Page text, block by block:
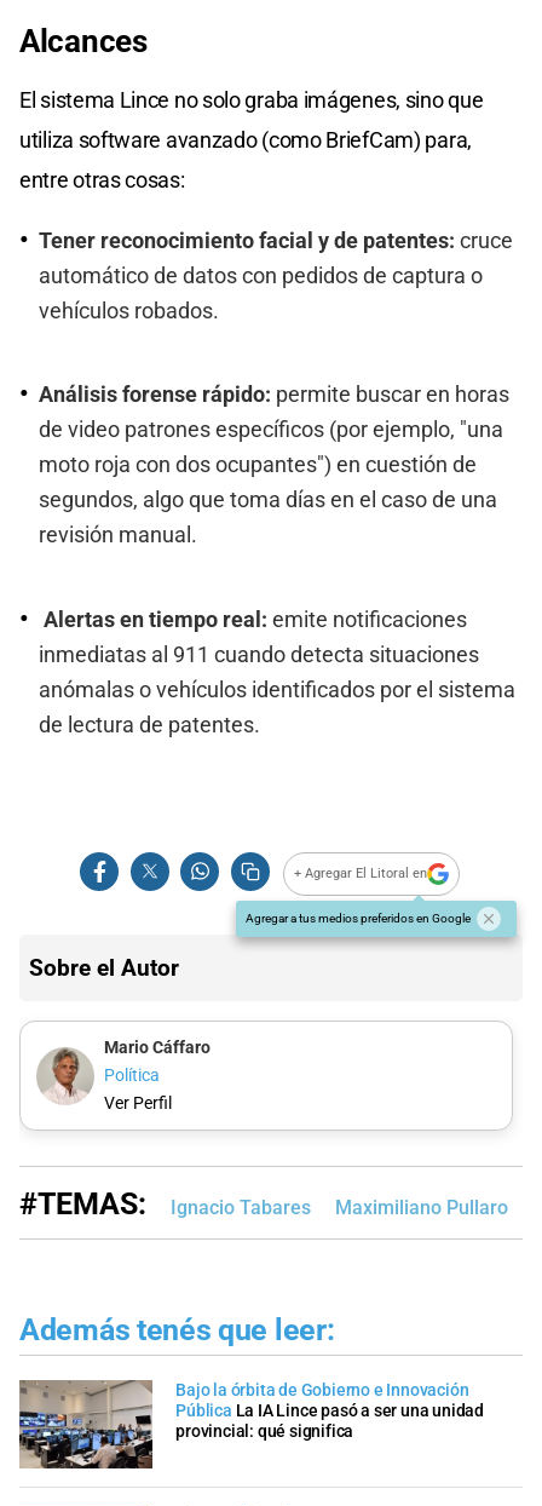
Alcances
El sistema Lince no solo graba imágenes, sino que
utiliza software avanzado (como BriefCam) para,
entre otras cosas:
Tener reconocimiento facial y de patentes: cruce
automático de datos con pedidos de captura o
vehículos robados.
Análisis forense rápido: permite buscar en horas
de video patrones específicos (por ejemplo, "una
moto roja con dos ocupantes") en cuestión de
segundos, algo que toma días en el caso de una
revisión manual.
Alertas en tiempo real: emite notificaciones
inmediatas al 911 cuando detecta situaciones
anómalas o vehículos identificados por el sistema
de lectura de patentes.
+ Agregar El Litoral en
Agregar a tus medios preferidos en Google
Sobre el Autor
Mario Cáffaro
Política
Ver Perfil
#TEMAS: Ignacio Tabares Maximiliano Pullaro
Además tenés que leer:
Bajo la órbita de Gobierno e Innovación
Pública La IA Lince pasó a ser una unidad
provincial: qué significa